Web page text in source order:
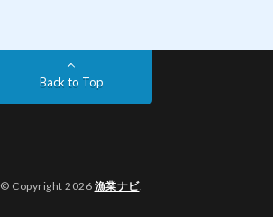
Back to Top
© Copyright 2026 漁業ナビ.